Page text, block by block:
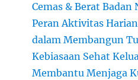
Cemas & Berat Badan
Peran Aktivitas
dalam Membangun
Kebiasaan Sehat
Membantu Menjaga